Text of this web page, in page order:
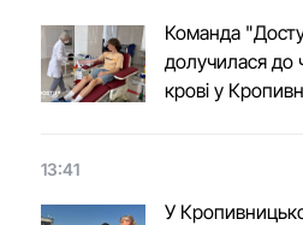
Команда
долучилася до
крові у
13:41
У